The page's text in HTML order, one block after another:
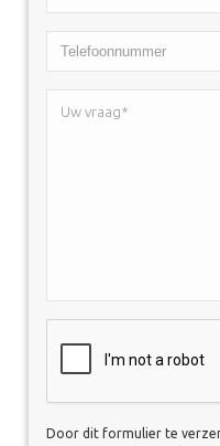
mailadres*
Telefoonnummer
Uw
Door dit formulier te